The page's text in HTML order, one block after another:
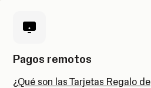
Pagos remotos
¿Qué son las Tarjetas Regalo de